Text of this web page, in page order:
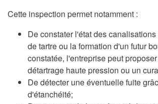
Cette inspection permet notamment :
De constater l'état des
de tartre ou la formation d'un futur
constatée, l'entreprise peut
détartrage haute pression ou un
De détecter une éventuelle fuite
d'étanchéité;